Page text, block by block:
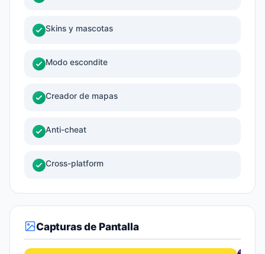
Skins y mascotas
Modo escondite
Creador de mapas
Anti-cheat
Cross-platform
Capturas de Pantalla